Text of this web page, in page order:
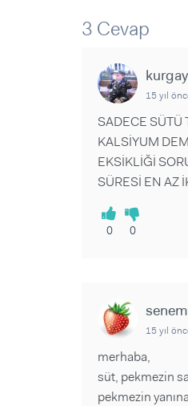
3 Cevap
15 yıl
SADECE SÜTÜ
KALSİYUM
EKSİKLİĞİ
SÜRESİ EN AZ
0 0
15 yıl
merhaba,
süt, pekmezin
pekmezin